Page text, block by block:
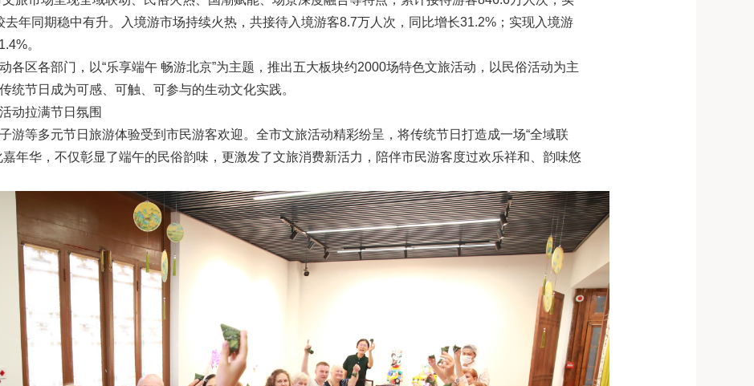
年同期稳中有升。入境游市场持续火热，共接待入境游客8.7万人次，同比增长31.2%；实现入境游
。
各区各部门，以“乐享端午 畅游北京”为主题，推出五大板块约2000场特色文旅活动，以民俗活动为主
统节日成为可感、可触、可参与的生动文化实践。
动拉满节日氛围
游等多元节日旅游体验受到市民游客欢迎。全市文旅活动精彩纷呈，将传统节日打造成一场“全域联
年华，不仅彰显了端午的民俗韵味，更激发了文旅消费新活力，陪伴市民游客度过欢乐祥和、韵味悠